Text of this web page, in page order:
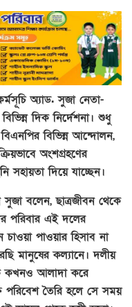
অ্যাড. সুজা নেতা-
দিক নির্দেশনা। শুধু
বিভিন্ন আন্দোলন,
অংশগ্রহণের
সহায়তা দিয়ে যাচ্ছেন।
বলেন, ছাত্রজীবন থেকে
পরিবার এই দলের
চাওয়া পাওয়ার হিসাব না
মানুষের কল্যানে। দলীয়
কখনও আলাদা করে
পরিবেশ তৈরি হলে সে সময়